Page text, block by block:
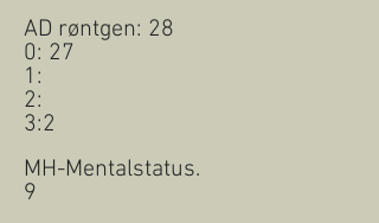
AD røntgen: 28
0: 27
1:
2:
3:2
MH-Mentalstatus.
9